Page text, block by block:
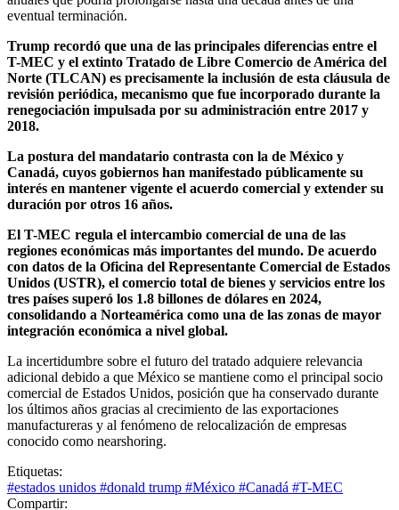
eventual terminación.
Trump recordó que una de las principales diferencias entre el
T-MEC y el extinto Tratado de Libre Comercio de América del
Norte (TLCAN) es precisamente la inclusión de esta cláusula de
revisión periódica, mecanismo que fue incorporado durante la
renegociación impulsada por su administración entre 2017 y
2018.
La postura del mandatario contrasta con la de México y
Canadá, cuyos gobiernos han manifestado públicamente su
interés en mantener vigente el acuerdo comercial y extender su
duración por otros 16 años.
El T-MEC regula el intercambio comercial de una de las
regiones económicas más importantes del mundo. De acuerdo
con datos de la Oficina del Representante Comercial de Estados
Unidos (USTR), el comercio total de bienes y servicios entre los
tres países superó los 1.8 billones de dólares en 2024,
consolidando a Norteamérica como una de las zonas de mayor
integración económica a nivel global.
La incertidumbre sobre el futuro del tratado adquiere relevancia
adicional debido a que México se mantiene como el principal socio
comercial de Estados Unidos, posición que ha conservado durante
los últimos años gracias al crecimiento de las exportaciones
manufactureras y al fenómeno de relocalización de empresas
conocido como nearshoring.
Etiquetas:
#estados unidos #donald trump #México #Canadá #T-MEC
Compartir: